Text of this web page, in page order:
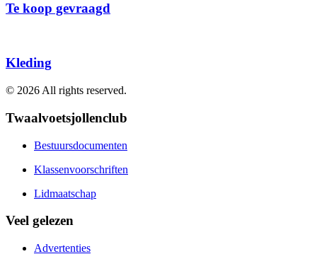
Te koop gevraagd
Kleding
© 2026 All rights reserved.
Twaalvoetsjollenclub
Bestuursdocumenten
Klassenvoorschriften
Lidmaatschap
Veel gelezen
Advertenties